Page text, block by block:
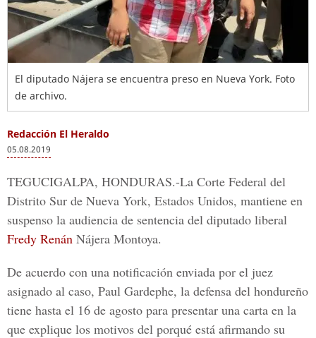
El diputado Nájera se encuentra preso en Nueva York. Foto
de archivo.
Redacción El Heraldo
05.08.2019
TEGUCIGALPA, HONDURAS.-La Corte Federal del
Distrito Sur de Nueva York, Estados Unidos, mantiene en
suspenso la audiencia de sentencia del diputado liberal
Fredy Renán Nájera Montoya.
De acuerdo con una notificación enviada por el juez
asignado al caso, Paul Gardephe, la defensa del hondureño
tiene hasta el 16 de agosto para presentar una carta en la
que explique los motivos del porqué está afirmando su